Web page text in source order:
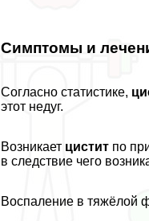
Симптомы и
Согласно статистике,
этот недуг.
Возникает цистит по
в следствие чего
Воспаление в тяжёлой